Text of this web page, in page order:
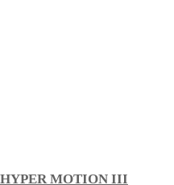
MOTION III